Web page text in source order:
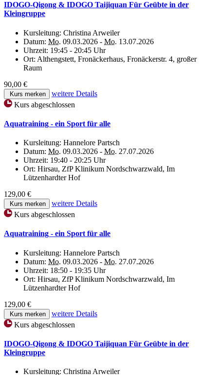
IDOGO-Qigong & IDOGO Taijiquan Für Geübte in der
Kleingruppe
Kursleitung: Christina Arweiler
Datum: Mo. 09.03.2026 - Mo. 13.07.2026
Uhrzeit: 19:45 - 20:45 Uhr
Ort: Althengstett, Fronäckerhaus, Fronäckerstr. 4, großer
Raum
90,00 €
Kurs merken
weitere Details
Kurs abgeschlossen
Aquatraining - ein Sport für alle
Kursleitung: Hannelore Partsch
Datum: Mo. 09.03.2026 - Mo. 27.07.2026
Uhrzeit: 19:40 - 20:25 Uhr
Ort: Hirsau, ZfP Klinikum Nordschwarzwald, Im
Lützenhardter Hof
129,00 €
Kurs merken
weitere Details
Kurs abgeschlossen
Aquatraining - ein Sport für alle
Kursleitung: Hannelore Partsch
Datum: Mo. 09.03.2026 - Mo. 27.07.2026
Uhrzeit: 18:50 - 19:35 Uhr
Ort: Hirsau, ZfP Klinikum Nordschwarzwald, Im
Lützenhardter Hof
129,00 €
Kurs merken
weitere Details
Kurs abgeschlossen
IDOGO-Qigong & IDOGO Taijiquan Für Geübte in der
Kleingruppe
Kursleitung: Christina Arweiler